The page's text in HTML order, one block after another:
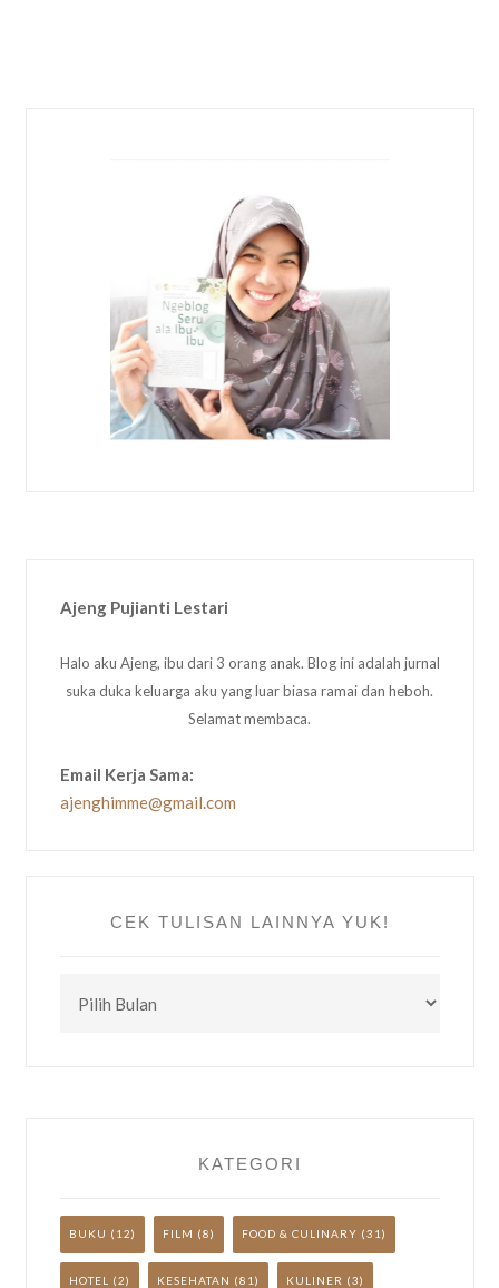
Ajeng Pujianti Lestari
Halo aku Ajeng, ibu dari 3 orang anak. Blog ini adalah jurnal
suka duka keluarga aku yang luar biasa ramai dan heboh.
Selamat membaca.
Email Kerja Sama:
ajenghimme@gmail.com
CEK TULISAN LAINNYA YUK!
TULISAN
KATEGORI
BUKU (12) FILM (8) FOOD & CULINARY (31)
HOTEL (2) KESEHATAN (81) KULINER (3)